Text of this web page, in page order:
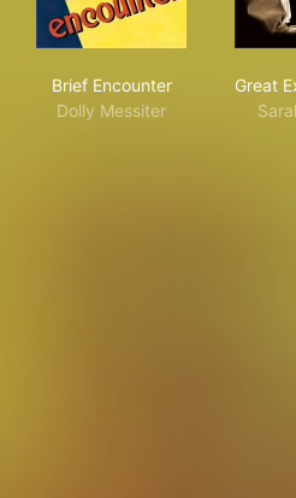
Brief Encounter
Dolly Messiter
Great